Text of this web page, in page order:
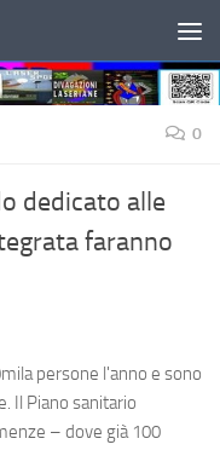
0
dedicato alle
faranno
persone l'anno e sono
Il Piano sanitario
– dove già 100